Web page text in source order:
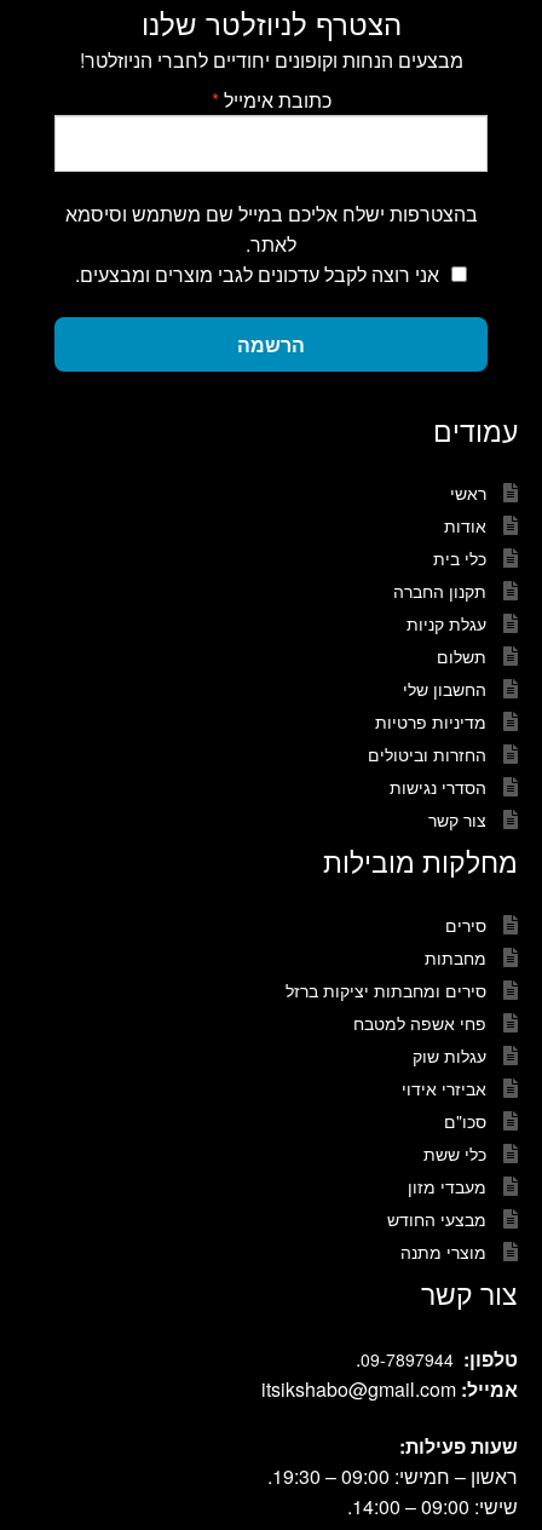
הצטרף לניוזלטר שלנו
מבצעים הנחות וקופונים יחודיים לחברי הניוזלטר!
כתובת אימייל*
בהצטרפות ישלח אליכם במייל שם משתמש וסיסמא
לאתר.
אני רוצה לקבל עדכונים לגבי מוצרים ומבצעים.
הרשמה
עמודים
ראשי
אודות
כלי בית
תקנון החברה
עגלת קניות
תשלום
החשבון שלי
מדיניות פרטיות
החזרות וביטולים
הסדרי נגישות
צור קשר
מחלקות מובילות
סירים
מחבתות
סירים ומחבתות יציקות ברזל
פחי אשפה למטבח
עגלות שוק
אביזרי אידוי
סכו"ם
כלי ששת
מעבדי מזון
מבצעי החודש
מוצרי מתנה
צור קשר
טלפון: 09-7897944
.
אמייל: itsikshabo@gmail.com
שעות פעילות:
ראשון – חמישי: 09:00 – 19:30.
שישי: 09:00 – 14:00.